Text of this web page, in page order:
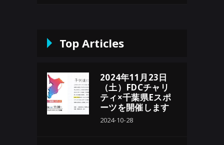
Top Articles
2024年11月23日
（土）FDCチャリ
ティ×千葉県Eスポ
ーツを開催します
2024-10-28